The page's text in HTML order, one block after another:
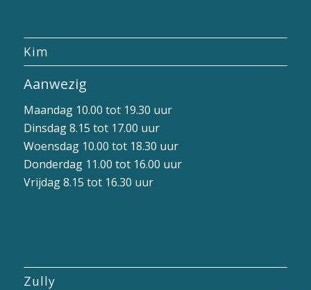
Kim
Aanwezig
Maandag 10.00 tot 19.30 uur
Dinsdag 8.15 tot 17.00 uur
Woensdag 10.00 tot 18.30 uur
Donderdag 11.00 tot 16.00 uur
Vrijdag 8.15 tot 16.30 uur
Zully